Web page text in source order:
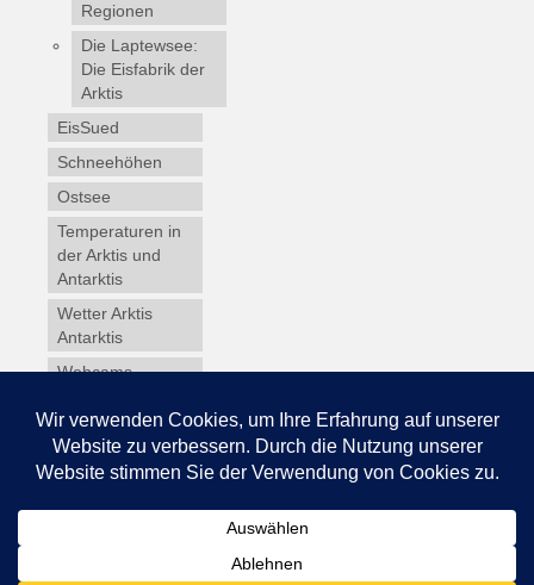
Regionen
Die Laptewsee:
Die Eisfabrik der
Arktis
EisSued
Schneehöhen
Ostsee
Temperaturen in
der Arktis und
Antarktis
Wetter Arktis
Antarktis
Webcams
Winterdienst
Glossar
Datenschutz